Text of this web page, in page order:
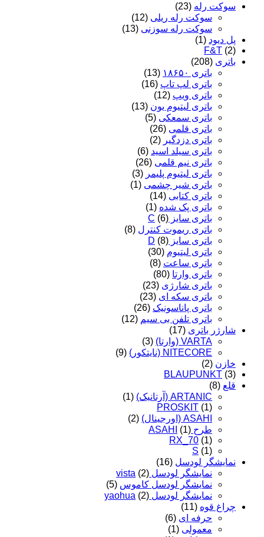
سوکت رله (23)
سوکت رله ریلی (12)
سوکت رله سوزنی (13)
پل دیود (1)
F&T (2)
باتری (208)
باتری ۱۸۶۵۰
(13)
باتری لپ تاپ (16)
باتری ویپ (12)
باتری لیتیوم یون (13)
باتری سمعکی (5)
باتری قلمی (26)
باتری دزدگیر (2)
باتری سیلد اسید (6)
باتری نیم قلمی (26)
باتری لیتیوم پلیمر (3)
باتری شیر چشمی (1)
باتری کتابی (14)
باتری پک شده (1)
باتری سایز C (6)
باتری ریموت کنترل (8)
باتری سایز D (8)
باتری لیتیوم (30)
باتری ساعت (8)
باتری وارتا (80)
باتری شارژی (23)
باتری سکه ای (23)
باتری پاناسونیک (26)
باتری تلفن بی سیم (12)
شارژر باتری (17)
VARTA (وارتا)
(3)
NITECORE (نایتکور)
(9)
خازن (2)
BLAUPUNKT (3)
قلع (8)
ARTANIC (آرتانیک)
(1)
PROSKIT (1)
ASAHI (اورجینال)
(2)
طرح ASAHI (1)
RX_70 (1)
S (1)
نمایشگر لودسل (16)
نمایشگر لودسل vista (2)
نمایشگر لودسل کاموس (5)
نمایشگر لودسل yaohua (2)
چراغ قوه (11)
حرفه ای (6)
معمولی (1)